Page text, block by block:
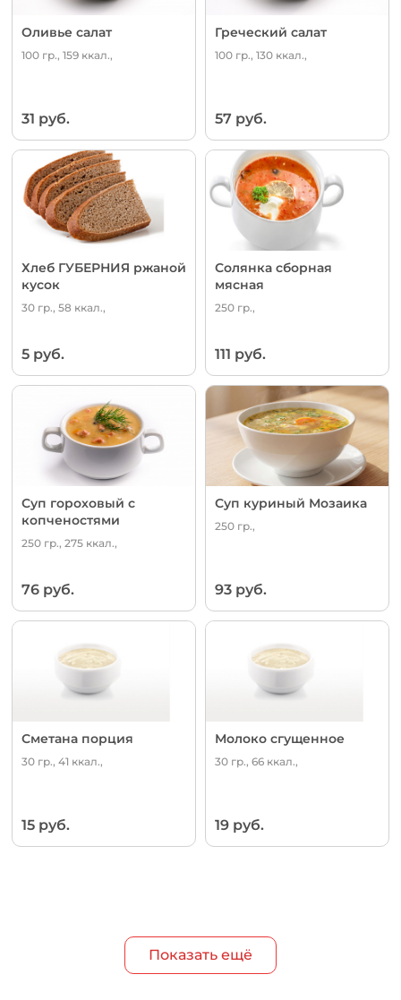
Оливье салат
100 гр., 159 ккал.,
31 руб.
Греческий салат
100 гр., 130 ккал.,
57 руб.
Хлеб ГУБЕРНИЯ ржаной
кусок
30 гр., 58 ккал.,
5 руб.
Солянка сборная
мясная
250 гр.,
111 руб.
Суп гороховый с
копченостями
250 гр., 275 ккал.,
76 руб.
Суп куриный Мозаика
250 гр.,
93 руб.
Сметана порция
30 гр., 41 ккал.,
15 руб.
Молоко сгущенное
30 гр., 66 ккал.,
19 руб.
Показать ещё